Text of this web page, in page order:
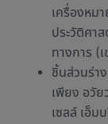
เครื่องหม
ประวัติศา
ทางการ (
ชิ้นส่วนร่า
เพียง อวัย
เซลล์ เอ็มบ